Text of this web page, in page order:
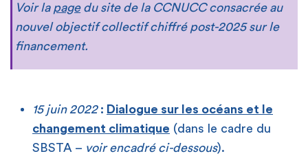
Voir la pagedu site de la CCNUCC consacrée au
nouvel objectif collectif chiffré post-2025 sur le
financement.
15 juin 2022 : Dialogue sur les océans et le
changement climatique (dans le cadre du
SBSTA – voir encadré ci-dessous).